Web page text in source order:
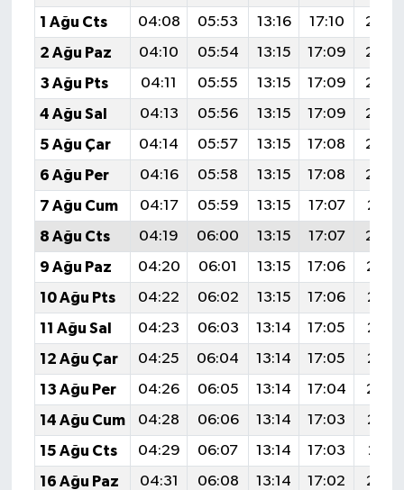
1 Ağu Cts
04:08 05:53 13:16 17:10
2 Ağu Paz
04:10 05:54 13:15 17:09
3 Ağu Pts
04:11 05:55 13:15 17:09
4 Ağu Sal
04:13 05:56 13:15 17:09
5 Ağu Çar
04:14 05:57 13:15 17:08
6 Ağu Per
04:16 05:58 13:15 17:08
7 Ağu Cum
04:17 05:59 13:15 17:07
20:21
8 Ağu Cts
04:19 06:00 13:15 17:07
9 Ağu Paz
04:20 06:01 13:15 17:06
10 Ağu Pts
04:22 06:02 13:15 17:06
20:18
11 Ağu Sal
04:23 06:03 13:14 17:05
20:16
12 Ağu Çar
04:25 06:04 13:14 17:05
20:15
13 Ağu Per
04:26 06:05 13:14 17:04
14 Ağu Cum
04:28 06:06 13:14 17:03
20:12
15 Ağu Cts
04:29 06:07 13:14 17:03
20:11
16 Ağu Paz
04:31 06:08 13:14 17:02